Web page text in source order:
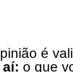
é
aí: o que